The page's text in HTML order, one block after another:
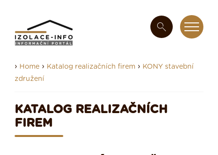
› Home › Katalog realizačních firem › KONY stavební
združení
KATALOG REALIZAČNÍCH
FIREM